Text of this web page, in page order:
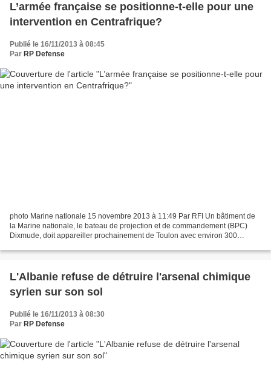
L’armée française se positionne-t-elle pour une
intervention en Centrafrique?
Publié le 16/11/2013 à 08:45
Par RP Defense
photo Marine nationale 15 novembre 2013 à 11:49 Par RFI Un bâtiment de
la Marine nationale, le bateau de projection et de commandement (BPC)
Dixmude, doit appareiller prochainement de Toulon avec environ 300
L'Albanie refuse de détruire l'arsenal chimique
syrien sur son sol
Publié le 16/11/2013 à 08:30
Par RP Defense